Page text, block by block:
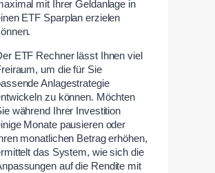
mit Ihrer Geldanlage in
ETF Sparplan erzielen
ETF Rechner lässt Ihnen viel
um die für Sie
Anlagestrategie
zu können. Möchten
während Ihrer Investition
Monate pausieren oder
Ihren monatlichen Betrag erhöhen,
das System, wie sich die
auf die Rendite mit